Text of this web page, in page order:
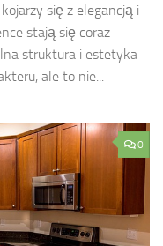
się z elegancją i
stają się coraz
struktura i estetyka
ale to nie...
0